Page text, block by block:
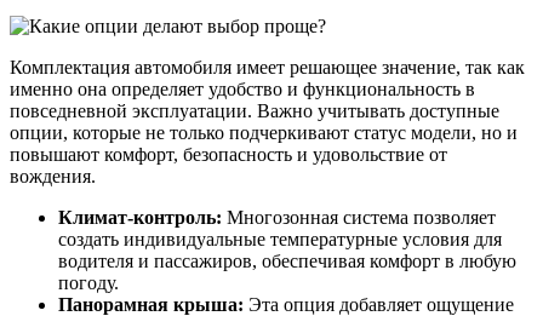
Комплектация автомобиля имеет решающее значение, так как
именно она определяет удобство и функциональность в
повседневной эксплуатации. Важно учитывать доступные
опции, которые не только подчеркивают статус модели, но и
повышают комфорт, безопасность и удовольствие от
вождения.
Климат-контроль: Многозонная система позволяет
создать индивидуальные температурные условия для
водителя и пассажиров, обеспечивая комфорт в любую
погоду.
Панорамная крыша: Эта опция добавляет ощущение